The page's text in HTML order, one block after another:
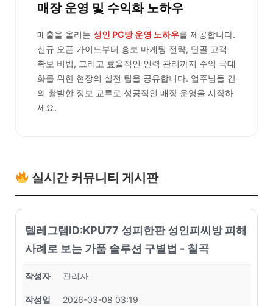
매장 운영 및 수익화 노하우
매출을 올리는 성인 PC방 운영 노하우를 제공합니다.
신규 오픈 가이드부터 홍보 마케팅 전략, 단골 고객
확보 비법, 그리고 효율적인 인력 관리까지 수익 극대
화를 위한 현장의 실전 팁을 공유합니다. 업주님들 간
의 활발한 정보 교류로 성공적인 매장 운영을 시작하
세요.
실시간 커뮤니티 게시판
텔레그램ID:KPU77 성피한판 성인피씨방 피해
사례로 보는 가품 솔루션 구별법 - 칠곡
작성자 관리자
작성일 2026-03-08 03:19